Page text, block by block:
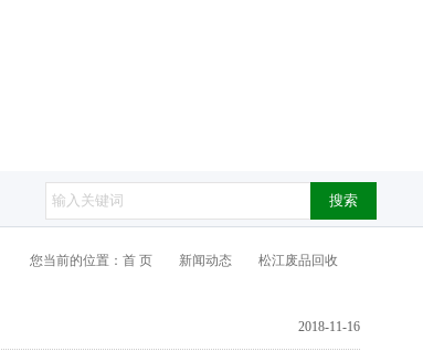
搜索
您当前的位置： 首 页 新闻动态 松江废品回收
2018-11-16